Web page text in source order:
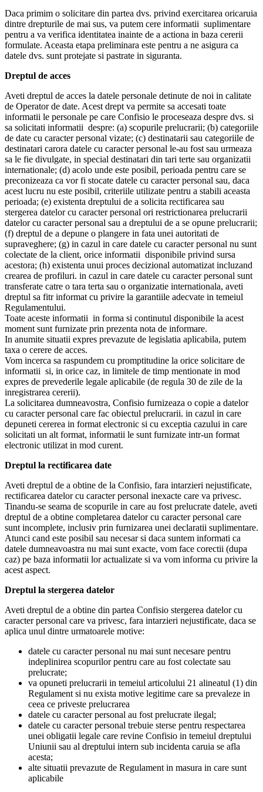
Daca primim o solicitare din partea dvs. privind exercitarea oricaruia
dintre drepturile de mai sus, va putem cere informatii suplimentare
pentru a va verifica identitatea inainte de a actiona in baza cererii
formulate. Aceasta etapa preliminara este pentru a ne asigura ca
datele dvs. sunt protejate si pastrate in siguranta.
Dreptul de acces
Aveti dreptul de acces la datele personale detinute de noi in calitate
de Operator de date. Acest drept va permite sa accesati toate
informatii le personale pe care Confisio le proceseaza despre dvs. si
sa solicitati informatii despre: (a) scopurile prelucrarii; (b) categoriile
de date cu caracter personal vizate; (c) destinatarii sau categoriile de
destinatari carora datele cu caracter personal le-au fost sau urmeaza
sa le fie divulgate, in special destinatari din tari terte sau organizatii
internationale; (d) acolo unde este posibil, perioada pentru care se
preconizeaza ca vor fi stocate datele cu caracter personal sau, daca
acest lucru nu este posibil, criteriile utilizate pentru a stabili aceasta
perioada; (e) existenta dreptului de a solicita rectificarea sau
stergerea datelor cu caracter personal ori restrictionarea prelucrarii
datelor cu caracter personal sau a dreptului de a se opune prelucrarii;
(f) dreptul de a depune o plangere in fata unei autoritati de
supraveghere; (g) in cazul in care datele cu caracter personal nu sunt
colectate de la client, orice informatii disponibile privind sursa
acestora; (h) existenta unui proces decizional automatizat incluzand
crearea de profiluri. in cazul in care datele cu caracter personal sunt
transferate catre o tara terta sau o organizatie internationala, aveti
dreptul sa fitr informat cu privire la garantiile adecvate in temeiul
Regulamentului.
Toate aceste informatii in forma si continutul disponibile la acest
moment sunt furnizate prin prezenta nota de informare.
In anumite situatii expres prevazute de legislatia aplicabila, putem
taxa o cerere de acces.
Vom incerca sa raspundem cu promptitudine la orice solicitare de
informatii si, in orice caz, in limitele de timp mentionate in mod
expres de prevederile legale aplicabile (de regula 30 de zile de la
inregistrarea cererii).
La solicitarea dumneavostra, Confisio furnizeaza o copie a datelor
cu caracter personal care fac obiectul prelucrarii. in cazul in care
depuneti cererea in format electronic si cu exceptia cazului in care
solicitati un alt format, informatii le sunt furnizate intr-un format
electronic utilizat in mod curent.
Dreptul la rectificarea date
Aveti dreptul de a obtine de la Confisio, fara intarzieri nejustificate,
rectificarea datelor cu caracter personal inexacte care va privesc.
Tinandu-se seama de scopurile in care au fost prelucrate datele, aveti
dreptul de a obtine completarea datelor cu caracter personal care
sunt incomplete, inclusiv prin furnizarea unei declaratii suplimentare.
Atunci cand este posibil sau necesar si daca suntem informati ca
datele dumneavoastra nu mai sunt exacte, vom face corectii (dupa
caz) pe baza informatii lor actualizate si va vom informa cu privire la
acest aspect.
Dreptul la stergerea datelor
Aveti dreptul de a obtine din partea Confisio stergerea datelor cu
caracter personal care va privesc, fara intarzieri nejustificate, daca se
aplica unul dintre urmatoarele motive:
datele cu caracter personal nu mai sunt necesare pentru
indeplinirea scopurilor pentru care au fost colectate sau
prelucrate;
va opuneti prelucrarii in temeiul articolului 21 alineatul (1) din
Regulament si nu exista motive legitime care sa prevaleze in
ceea ce priveste prelucrarea
datele cu caracter personal au fost prelucrate ilegal;
datele cu caracter personal trebuie sterse pentru respectarea
unei obligatii legale care revine Confisio in temeiul dreptului
Uniunii sau al dreptului intern sub incidenta caruia se afla
acesta;
alte situatii prevazute de Regulament in masura in care sunt
aplicabile